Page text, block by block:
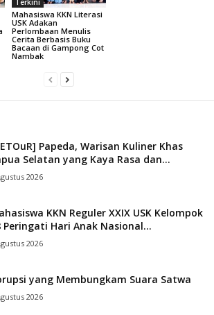
Mahasiswa KKN Literasi
USK Adakan
Perlombaan Menulis
Cerita Berbasis Buku
Bacaan di Gampong Cot
Nambak
Papeda, Warisan Kuliner Khas
Selatan yang Kaya Rasa dan...
2026
KKN Reguler XXIX USK Kelompok
Peringati Hari Anak Nasional...
2026
yang Membungkam Suara Satwa
2026